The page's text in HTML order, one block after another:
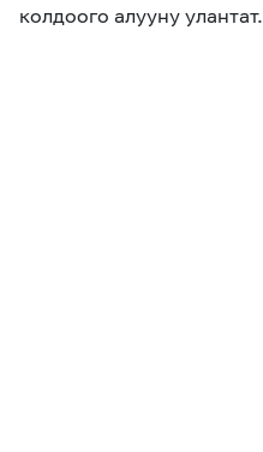
колдоого алууну улантат.